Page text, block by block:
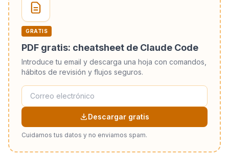
GRATIS
PDF gratis: cheatsheet de Claude Code
Introduce tu email y descarga una hoja con comandos,
hábitos de revisión y flujos seguros.
Descargar gratis
Cuidamos tus datos y no enviamos spam.